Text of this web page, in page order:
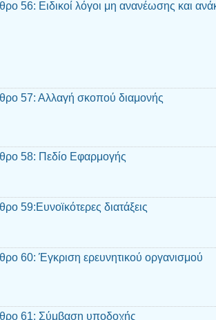
56: Ειδικοί λόγοι μη ανανέωσης και
57: Αλλαγή σκοπού διαμονής
58: Πεδίο Εφαρμογής
59:Ευνοϊκότερες διατάξεις
60: Έγκριση ερευνητικού οργανισμού
61: Σύμβαση υποδοχής